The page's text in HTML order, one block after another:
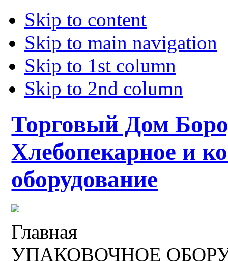
Skip to content
Skip to main navigation
Skip to 1st column
Skip to 2nd column
Торговый Дом
Хлебопекарное и
оборудование
Главная
УПАКОВОЧНОЕ